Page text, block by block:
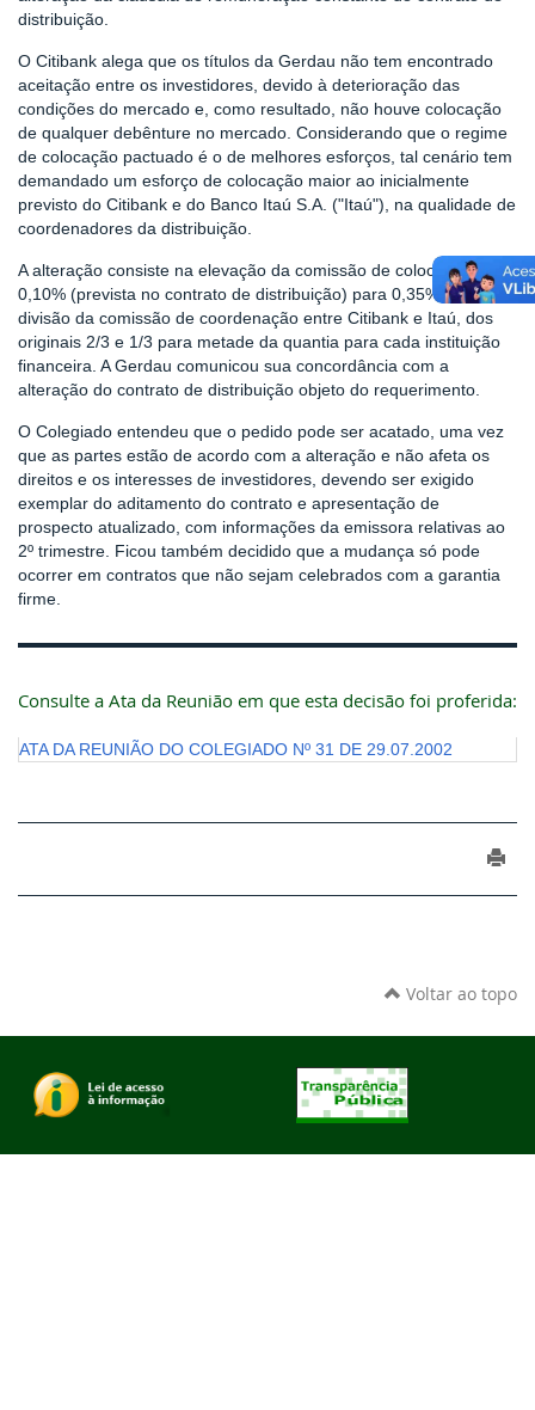
distribuição.
O Citibank alega que os títulos da Gerdau não tem encontrado
aceitação entre os investidores, devido à deterioração das
condições do mercado e, como resultado, não houve colocação
de qualquer debênture no mercado. Considerando que o regime
de colocação pactuado é o de melhores esforços, tal cenário tem
demandado um esforço de colocação maior ao inicialmente
previsto do Citibank e do Banco Itaú S.A. ("Itaú"), na qualidade de
coordenadores da distribuição.
A alteração consiste na elevação da comissão de colocação de
0,10% (prevista no contrato de distribuição) para 0,35%, e, a
divisão da comissão de coordenação entre Citibank e Itaú, dos
originais 2/3 e 1/3 para metade da quantia para cada instituição
financeira. A Gerdau comunicou sua concordância com a
alteração do contrato de distribuição objeto do requerimento.
O Colegiado entendeu que o pedido pode ser acatado, uma vez
que as partes estão de acordo com a alteração e não afeta os
direitos e os interesses de investidores, devendo ser exigido
exemplar do aditamento do contrato e apresentação de
prospecto atualizado, com informações da emissora relativas ao
2º trimestre. Ficou também decidido que a mudança só pode
ocorrer em contratos que não sejam celebrados com a garantia
firme.
Consulte a Ata da Reunião em que esta decisão foi proferida:
ATA DA REUNIÃO DO COLEGIADO Nº 31 DE 29.07.2002
Voltar ao topo